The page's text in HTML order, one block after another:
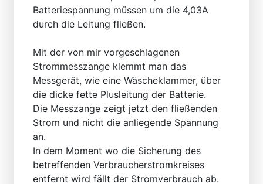
Batteriespannung müssen um die 4,03A
durch die Leitung fließen.
Mit der von mir vorgeschlagenen
Strommesszange klemmt man das
Messgerät, wie eine Wäscheklammer, über
die dicke fette Plusleitung der Batterie.
Die Messzange zeigt jetzt den fließenden
Strom und nicht die anliegende Spannung
an.
In dem Moment wo die Sicherung des
betreffenden Verbraucherstromkreises
entfernt wird fällt der Stromverbrauch ab.